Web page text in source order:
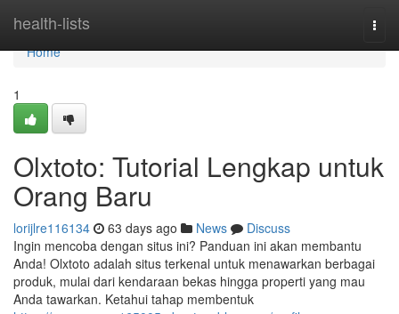
health-lists
Home
Home
1
Olxtoto: Tutorial Lengkap untuk
Orang Baru
lorijlre116134 63 days ago News
Discuss
Ingin mencoba dengan situs ini? Panduan ini akan membantu
Anda! Olxtoto adalah situs terkenal untuk menawarkan berbagai
produk, mulai dari kendaraan bekas hingga properti yang mau
Anda tawarkan. Ketahui tahap membentuk